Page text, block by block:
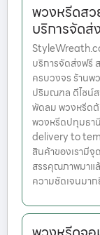
พวงหรีดสว
บริการจัดส่
บริการจัดส่งฟรี
ครบวงจร ร้านพ
ปริมณฑล ดีไซน์
พัดลม พวงหรีดต้
พวงหรีดปทุมธา
delivery to
สินค้าของเรามี
สรรคุณภาพมาแ
ความชัดเจนมา